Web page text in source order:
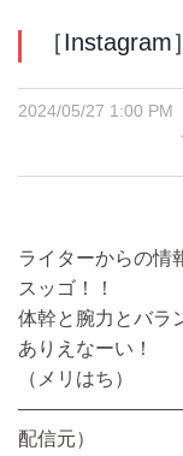
［
2024/05/27 1:00 PM
ライターからの情
スッゴ！！
体幹と腕力とバラ
ありえなーい！
（メリはち）
配信元）